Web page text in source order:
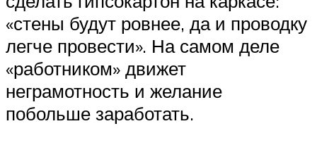
«стены будут ровнее, да и проводку
легче провести». На самом деле
«работником» движет
неграмотность и желание
побольше заработать.